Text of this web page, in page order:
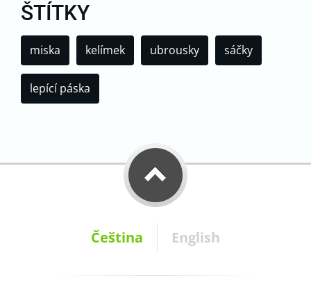
ŠTÍTKY
miska kelímek ubrousky sáčky
lepící páska
Čeština English